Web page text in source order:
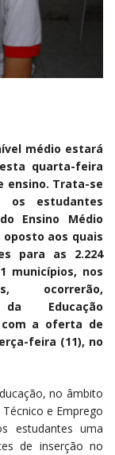
médio estará
quarta-feira
ensino. Trata-se
estudantes
Ensino Médio
aos quais
para as 2.224
municípios, nos
ocorrerão,
Educação
a oferta de
feira (11), no
no âmbito
e Emprego
estudantes uma
de inserção no